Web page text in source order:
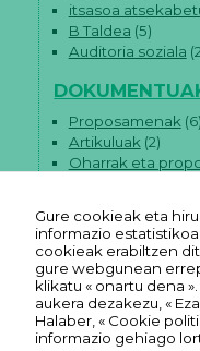
itsasoa
B Taldea (5)
Auditoria soziala
Proposamenak(6)
Artikuluak(2)
Oharrak eta
Gure cookieak eta
informazio
cookieak erabiltzen
gure webgunean
klikatu « onartu dena
aukera dezakezu, «
Halaber, « Cookie
informazio gehiago